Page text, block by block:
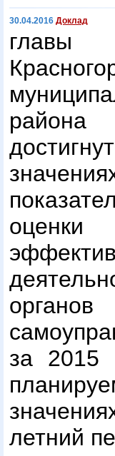
30.04.2016 Доклад
главы
оценки
органов
за 2015
летний